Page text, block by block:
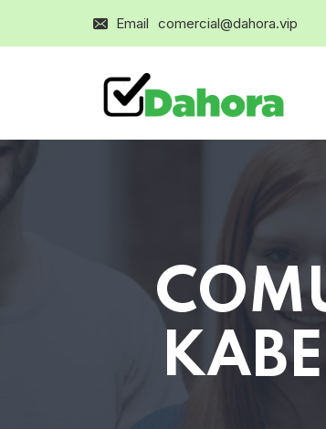
Email comercial@dahora.vip